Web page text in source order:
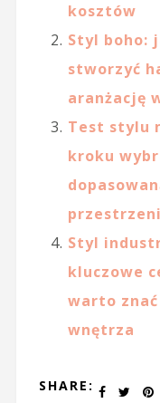
kosztów
Styl boho:
stworzyć
aranżację
Test stylu
kroku
przestrzeni
Styl
kluczowe
warto
wnętrza
SHARE: